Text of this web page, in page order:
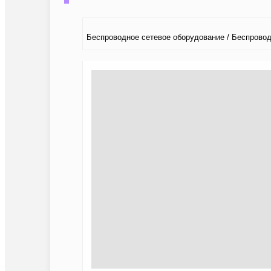
Беспроводное сетевое оборудование /